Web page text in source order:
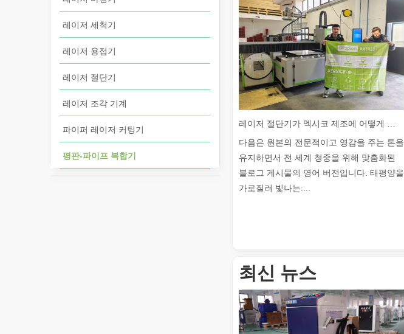
레이저 세척기
레이저 용접기
레이저 절단기
레이저 조각 기계
파이퍼 레이저 커팅기
평판-파이프 복합기
다음은 원본의 전문적이고 영감을 주는 톤을
유지하면서 전 세계 청중을 위해 맞춤화된
블로그 게시물의 영어 버전입니다. 태평양을
가로질러 빛나는:...
최신 뉴스